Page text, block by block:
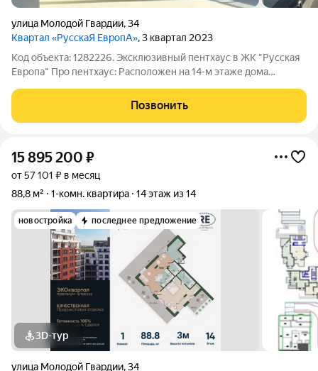
улица Молодой Гвардии,34
Квартал «РусскаЯ ЕвропА», 3 квартал 2023
Код объекта: 1282226. Эксклюзивный пентхаус в ЖК "Русская
Европа" Про пентхаус: Расположен на 14-м этаже дома
площадь 130 кв.м. (включая террасу площадью 50 кв.м.) Вид
панорамный с шикарными
Позвонить
15 895 200 ₽
от 57 101 ₽ в месяц
88,8 м²
1-комн. квартира 14 этаж из 14
новостройка последнее предложение
3D-тур
улица Молодой Гвардии,34